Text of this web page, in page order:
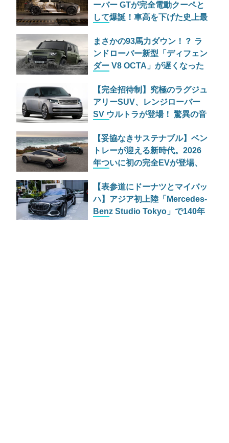
ーバー GTが完全電動クーペと
して爆誕！車高を下げた史上最
まさかの93馬力ダウン！？ ラ
ンドローバー新型「ディフェン
ダー V8 OCTA」が遅くなった
【完全招待制】究極のラグジュ
アリーSUV、レンジローバー
SV ウルトラが登場！ 驚異の音
【妥協なきサステナブル】ベン
トレーが迎える新時代。2026
年ついに初の完全EVが登場、
【表参道にドーナツとマイバッ
ハ】アジア初上陸「Mercedes-
Benz Studio Tokyo」で140年